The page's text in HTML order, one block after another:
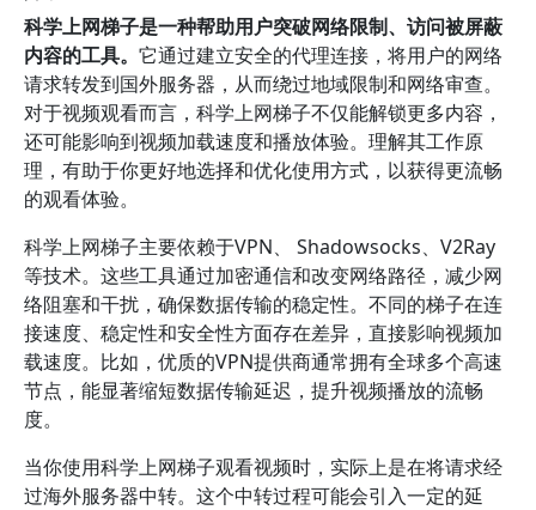
科学上网梯子是一种帮助用户突破网络限制、访问被屏蔽
内容的工具。 它通过建立安全的代理连接，将用户的网络
请求转发到国外服务器，从而绕过地域限制和网络审查。
对于视频观看而言，科学上网梯子不仅能解锁更多内容，
还可能影响到视频加载速度和播放体验。理解其工作原
理，有助于你更好地选择和优化使用方式，以获得更流畅
的观看体验。
科学上网梯子主要依赖于VPN、 Shadowsocks、V2Ray
等技术。这些工具通过加密通信和改变网络路径，减少网
络阻塞和干扰，确保数据传输的稳定性。不同的梯子在连
接速度、稳定性和安全性方面存在差异，直接影响视频加
载速度。比如，优质的VPN提供商通常拥有全球多个高速
节点，能显著缩短数据传输延迟，提升视频播放的流畅
度。
当你使用科学上网梯子观看视频时，实际上是在将请求经
过海外服务器中转。这个中转过程可能会引入一定的延